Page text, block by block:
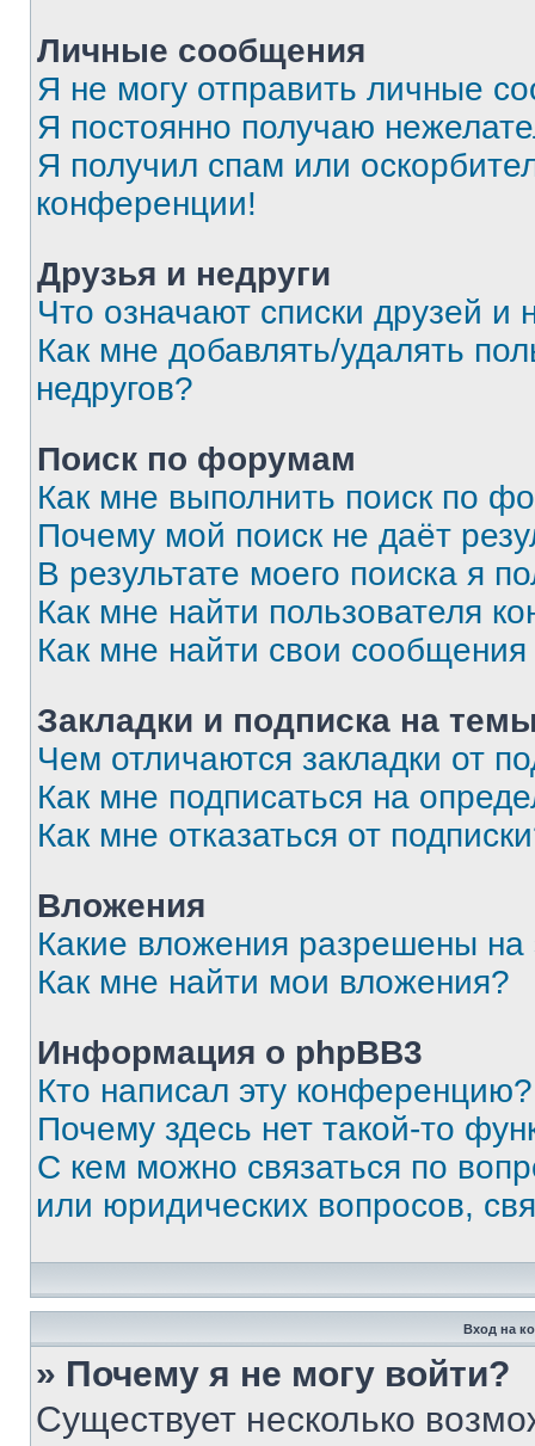
Личные сообщения
Я не могу отправить личные
Я постоянно получаю
Я получил спам или
конференции!
Друзья и недруги
Что означают списки друзей и
Как мне добавлять/удалять
недругов?
Поиск по форумам
Как мне выполнить поиск по
Почему мой поиск не даёт
В результате моего поиска я
Как мне найти пользователя
Как мне найти свои
Закладки и подписка на
Чем отличаются закладки от
Как мне подписаться на
Как мне отказаться от
Вложения
Какие вложения разрешены
Как мне найти мои вложения?
Информация о phpBB3
Кто написал эту конференцию?
Почему здесь нет такой-то
С кем можно связаться по
или юридических вопросов,
Вход на
» Почему я не могу войти?
Существует несколько